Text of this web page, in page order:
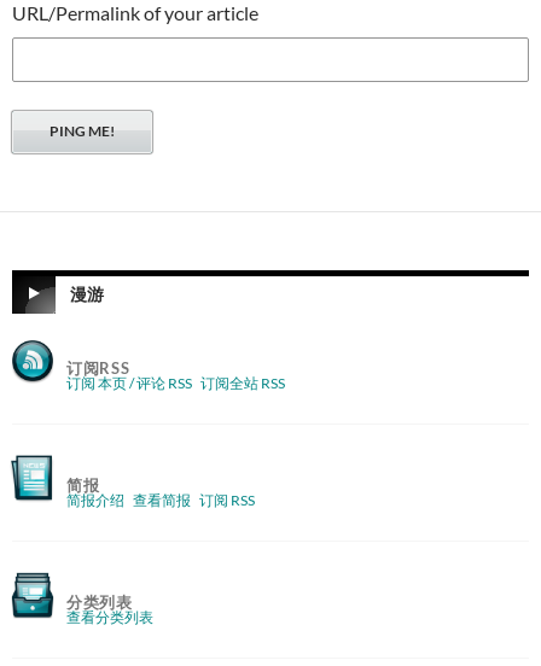
URL/Permalink of your article
漫游
订阅RSS
订阅 本页 / 评论 RSS 订阅全站 RSS
简报
简报介绍 查看简报 订阅 RSS
分类列表
查看分类列表